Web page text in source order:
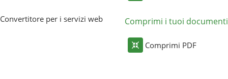
Convertitore per i servizi web Comprimi i tuoi documenti
Comprimi PDF